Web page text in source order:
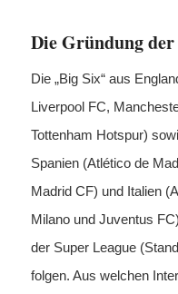
Die Gründung der
Die „Big Six“ aus
Liverpool FC,
Tottenham Hotspur)
Spanien (Atlético de
Madrid CF) und Italien
Milano und Juventus
der Super League
folgen. Aus welchen